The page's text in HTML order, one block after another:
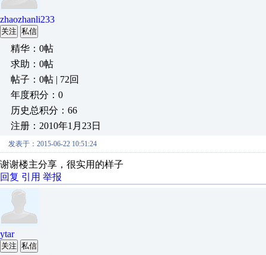
zhaozhanli233
关注 私信
精华：0帖
求助：0帖
帖子：0帖 | 72回
年度积分：0
历史总积分：66
注册：2010年1月23日
发表于：2015-06-22 10:51:24
谢谢楼主分享，很实用的样子
回复 引用 举报
ytar
关注 私信